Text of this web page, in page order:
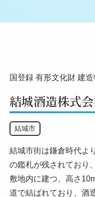
国登録 有形文化財 建造
結城酒造株式
結城市
結城市街は鎌倉時代よ
の鑑札が残されており
敷地内に建つ、高さ
道で結ばれており、酒